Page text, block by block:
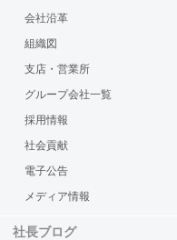
会社沿革
組織図
支店・営業所
グループ会社一覧
採用情報
社会貢献
電子公告
メディア情報
社長ブログ